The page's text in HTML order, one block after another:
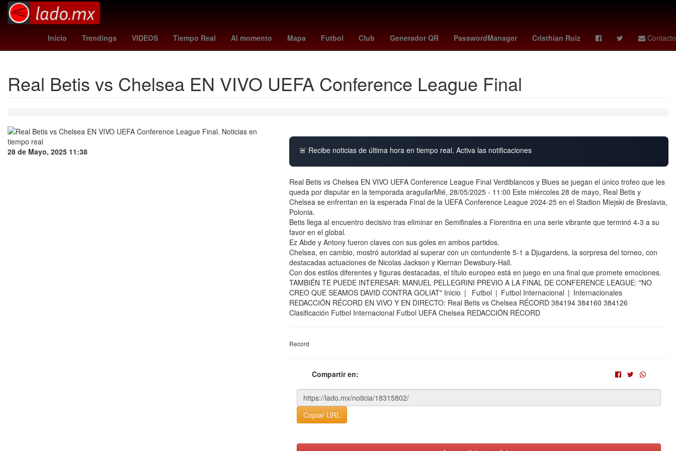
Inicio Trendings VIDEOS Tiempo Real Al momento Mapa Futbol Club Generador QR PasswordManager Cristhian Ruiz Contacto
One Direction 27 de marzo 2024 Gobierno Argentina España casas infonavit o viviendas recuperadas Venezolanos El Paso Computación en la nube
Real Betis vs Chelsea EN VIVO UEFA Conference League Final
28 de Mayo, 2025 11:38 🚨 Recibe noticias de última hora en tiempo real. Activa las notificaciones
Real Betis vs Chelsea EN VIVO UEFA Conference League Final Verdiblancos y Blues se juegan el único trofeo que les
queda por disputar en la temporada araguilarMié, 28/05/2025 - 11:00 Este miércoles 28 de mayo, Real Betis y
Chelsea se enfrentan en la esperada Final de la UEFA Conference League 2024-25 en el Stadion Miejski de Breslavia,
Polonia.
Betis llega al encuentro decisivo tras eliminar en Semifinales a Fiorentina en una serie vibrante que terminó 4-3 a su
favor en el global.
Ez Abde y Antony fueron claves con sus goles en ambos partidos.
Chelsea, en cambio, mostró autoridad al superar con un contundente 5-1 a Djugardens, la sorpresa del torneo, con
destacadas actuaciones de Nicolas Jackson y Kiernan Dewsbury-Hall.
Con dos estilos diferentes y figuras destacadas, el título europeo está en juego en una final que promete emociones.
TAMBIÉN TE PUEDE INTERESAR: MANUEL PELLEGRINI PREVIO A LA FINAL DE CONFERENCE LEAGUE: "NO
CREO QUE SEAMOS DAVID CONTRA GOLIAT" Inicio | Futbol | Futbol Internacional | Internacionales
REDACCIÓN RÉCORD EN VIVO Y EN DIRECTO: Real Betis vs Chelsea RÉCORD 384194 384160 384126
Clasificación Futbol Internacional Futbol UEFA Chelsea REDACCIÓN RÉCORD
Record
Compartir en:
Copiar URL